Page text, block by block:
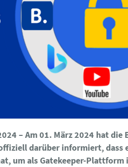
– Am 01. März 2024 hat
darüber informiert, dass
um als Gatekeeper-Plattform